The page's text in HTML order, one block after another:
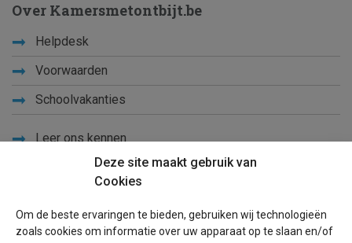
Deze site maakt gebruik van
Cookies
Om de beste ervaringen te bieden, gebruiken wij technologieën
zoals cookies om informatie over uw apparaat op te slaan en/of
Over Kamersmetontbijt.be
Helpdesk
Voorwaarden
Schoolvakanties
Leer ons kennen
Sitemap